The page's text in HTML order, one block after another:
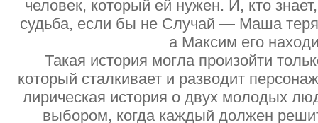
человек, который ей нужен. И, кто
судьба, если бы не Случай — Маша
а Максим его
Такая история могла произойти
который сталкивает и разводит
лирическая история о двух молодых
выбором, когда каждый должен